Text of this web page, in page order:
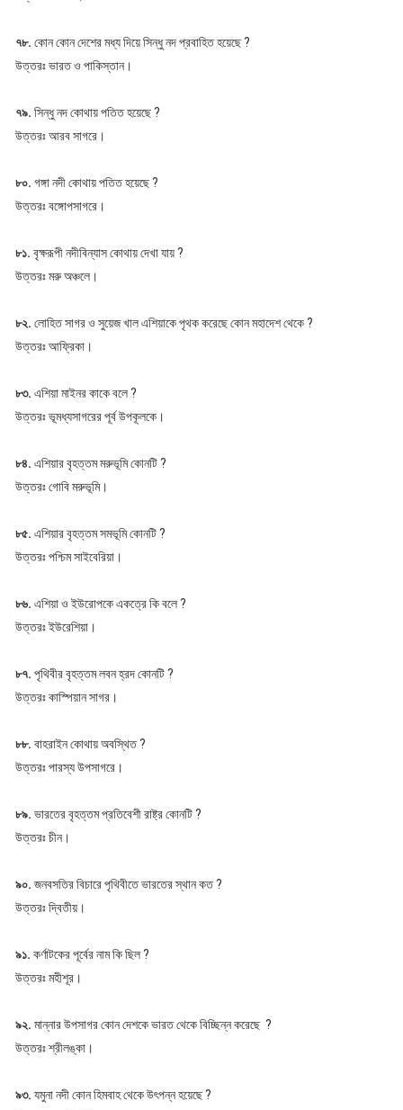
৭৮. কোন কোন দেশের মধ্য দিয়ে সিন্ধু নদ প্রবাহিত হয়েছে ?
উত্তরঃ ভারত ও পাকিস্তান।
৭৯. সিন্ধু নদ কোথায় পতিত হয়েছে ?
উত্তরঃ আরব সাগরে।
৮০. গঙ্গা নদী কোথায় পতিত হয়েছে ?
উত্তরঃ বঙ্গোপসাগরে।
৮১. বৃক্ষরূপী নদীবিন্যাস কোথায় দেখা যায় ?
উত্তরঃ মরু অঞ্চলে।
৮২. লোহিত সাগর ও সুয়েজ খাল এশিয়াকে পৃথক করেছে কোন মহাদেশ থেকে ?
উত্তরঃ আফ্রিকা।
৮৩. এশিয়া মাইনর কাকে বলে ?
উত্তরঃ ভূমধ্যসাগরের পূর্ব উপকূলকে।
৮৪. এশিয়ার বৃহত্তম মরুভূমি কোনটি ?
উত্তরঃ গোবি মরুভূমি।
৮৫. এশিয়ার বৃহত্তম সমভূমি কোনটি ?
উত্তরঃ পশ্চিম সাইবেরিয়া।
৮৬. এশিয়া ও ইউরোপকে একত্রে কি বলে ?
উত্তরঃ ইউরেশিয়া।
৮৭. পৃথিবীর বৃহত্তম লবন হ্রদ কোনটি ?
উত্তরঃ কাস্পিয়ান সাগর।
৮৮. বাহরাইন কোথায় অবস্থিত ?
উত্তরঃ পারস্য উপসাগরে।
৮৯. ভারতের বৃহত্তম প্রতিবেশী রাষ্ট্র কোনটি ?
উত্তরঃ চীন।
৯০. জনবসতির বিচারে পৃথিবীতে ভারতের স্থান কত ?
উত্তরঃ দ্বিতীয়।
৯১. কর্ণাটকের পূর্বের নাম কি ছিল ?
উত্তরঃ মহীশূর।
৯২. মান্নার উপসাগর কোন দেশকে ভারত থেকে বিচ্ছিন্ন করেছে ?
উত্তরঃ শ্রীলঙ্কা।
৯৩. যমুনা নদী কোন হিমবাহ থেকে উৎপন্ন হয়েছে ?